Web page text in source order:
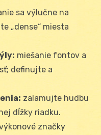
sa výlučne na
„dense“ miesta
miešanie fontov a
definujte a
zalamujte hudbu
dĺžky riadku.
značky